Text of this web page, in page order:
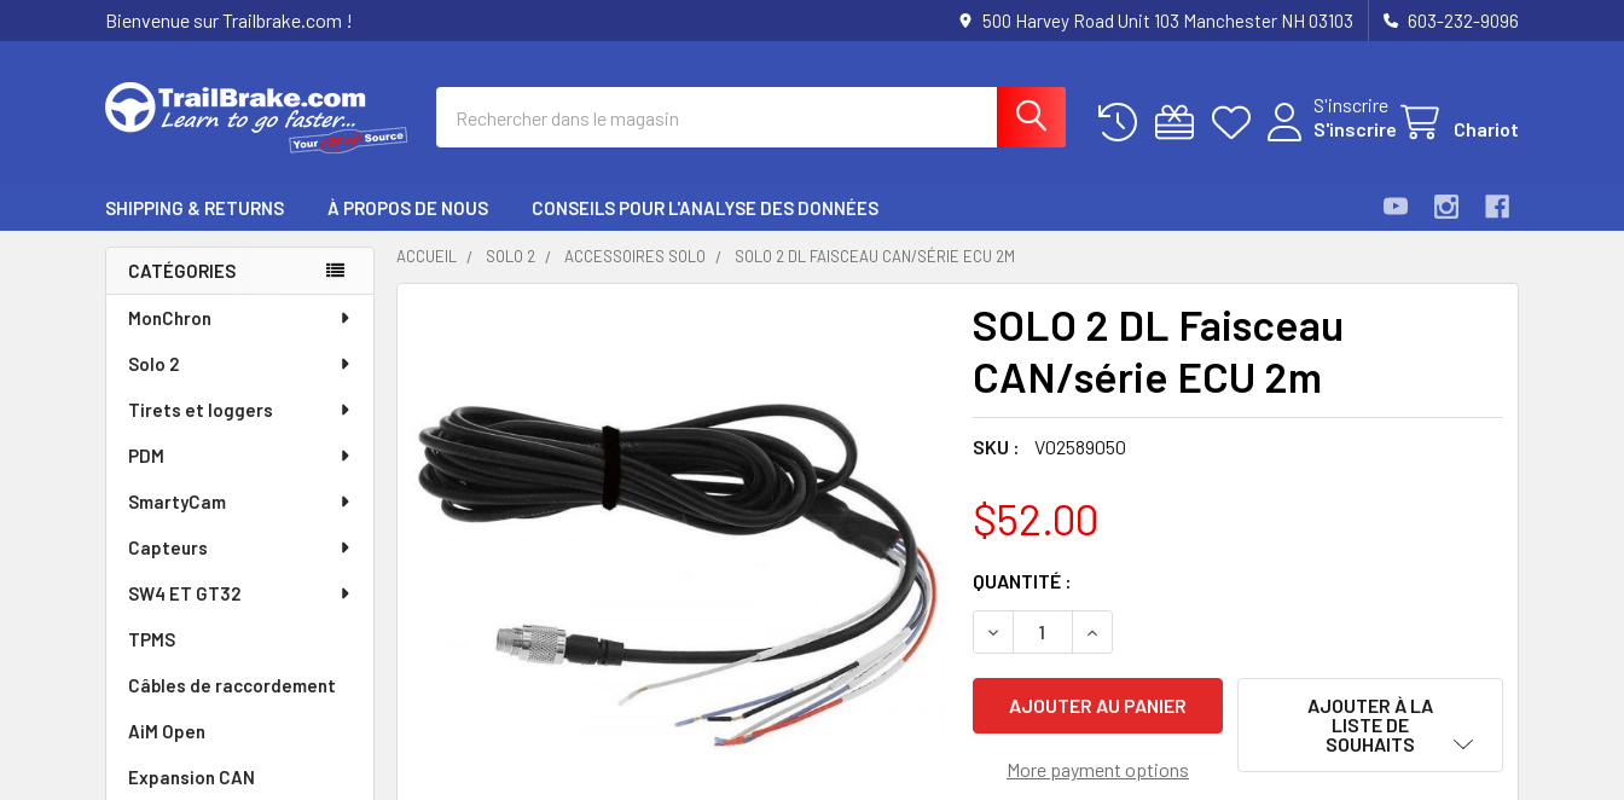
Bienvenue sur Trailbrake.com ! 500 Harvey Road Unit 103 Manchester NH 03103 603-232-9096
S'inscrire
S'inscrire
Chariot
SHIPPING & RETURNS À PROPOS DE NOUS CONSEILS POUR L'ANALYSE DES DONNÉES
Encadré
CATÉGORIES
MonChron
Solo 2
Tirets et loggers
PDM
SmartyCam
Capteurs
SW4 ET GT32
TPMS
Câbles de raccordement
AiM Open
Expansion CAN
ACCUEIL SOLO 2 ACCESSOIRES SOLO SOLO 2 DL FAISCEAU CAN/SÉRIE ECU 2M
SOLO 2 DL Faisceau
CAN/série ECU 2m
SKU : V02589050
$52.00
STOCK
ACTUEL
QUANTITÉ :
DIMINUER LA QUANTITÉ DE SOLO 2 DL 2M CAN/SERIAL ECU HARNESS
AUGMENTATION DE LA QUANTITÉ DE SOLO 2 DL 2M CAN/
More payment options
AJOUTER À LA
LISTE DE
SOUHAITS
SÉLECTIONNER
TOUT
AJOUTER LE